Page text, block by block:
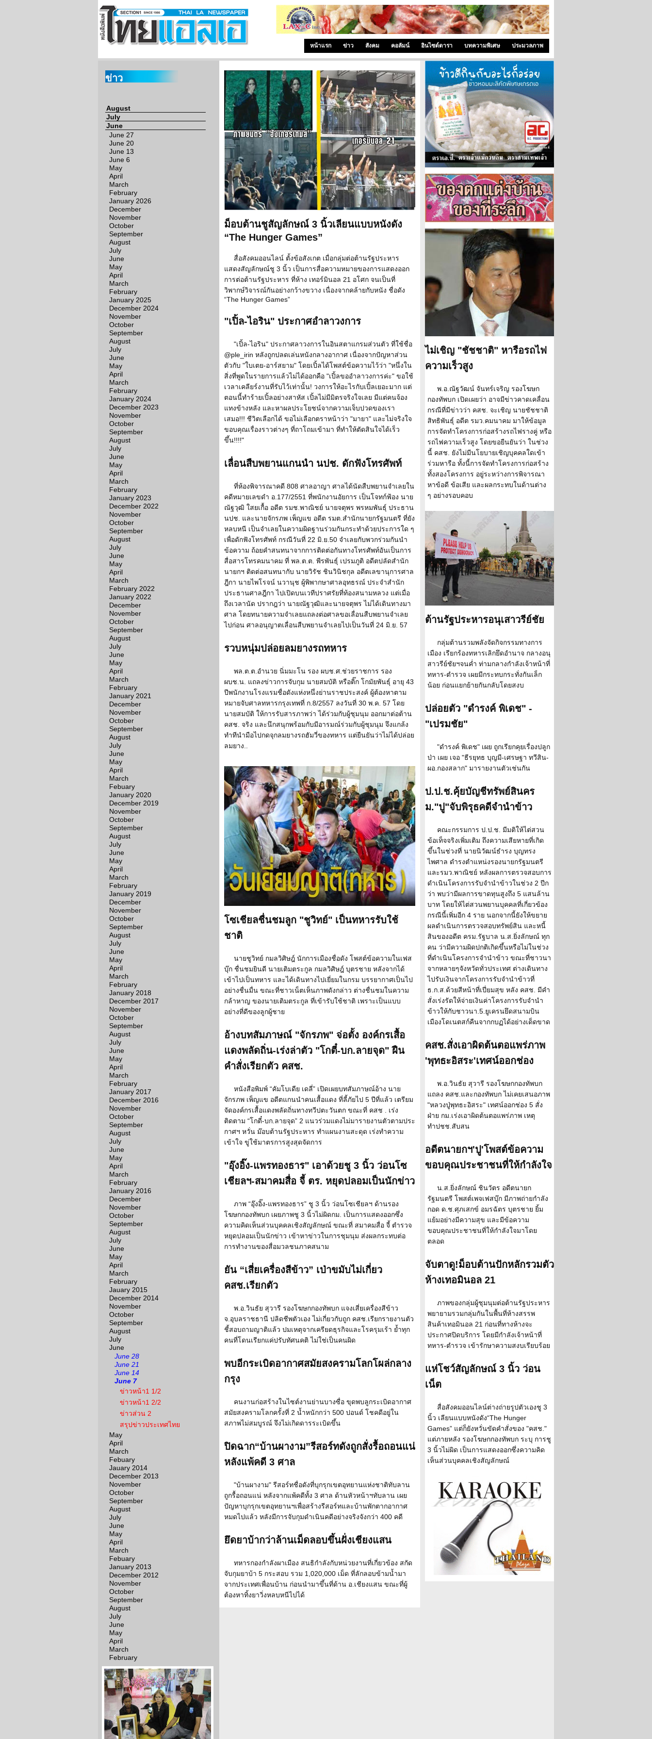
หน้าแรก ข่าว สังคม คอลัมน์ อินไซด์ดารา บทความพิเศษ ประมวลภาพ
ข่าว
August
July
June
June 27
June 20
June 13
June 6
May
April
March
February
January 2026
December
November
October
September
August
July
June
May
April
March
February
January 2025
December 2024
November
October
September
August
July
June
May
April
March
February
January 2024
December 2023
November
October
September
August
July
June
May
April
March
February
January 2023
December 2022
November
October
September
August
July
June
May
April
March
February 2022
January 2022
December
November
October
September
August
July
June
May
April
March
February
January 2021
December
November
October
September
August
July
June
May
April
March
Febuary
January 2020
December 2019
November
October
September
August
July
June
May
April
March
February
January 2019
December
November
October
September
August
July
June
May
April
March
February
January 2018
December 2017
November
October
September
August
July
June
May
April
March
February
January 2017
December 2016
November
October
September
August
July
June
May
April
March
February
January 2016
December
November
October
September
August
July
June
May
April
March
February
Jauary 2015
December 2014
November
October
September
August
July
June
June 28
June 21
June 14
June 7
ข่าวหน้า1 1/2
ข่าวหน้า1 2/2
ข่าวส่วน 2
สรุปข่าวประเทศไทย
May
April
March
Febuary
Jauary 2014
December 2013
November
October
September
August
July
June
May
April
March
Febuary
January 2013
December 2012
November
October
September
August
July
June
May
April
March
February
ม็อบต้านชูสัญลักษณ์ 3 นิ้วเลียนแบบหนังดัง
“The Hunger Games”
สื่อสังคมออนไลน์ ตั้งข้อสังเกต เมื่อกลุ่มต่อต้านรัฐประหาร
แสดงสัญลักษณ์ชู 3 นิ้ว เป็นการสื่อความหมายของการแสดงออก
การต่อต้านรัฐประหาร ที่ห้าง เทอร์มินอล 21 อโศก จนเป็นที่
วิพากษ์วิจารณ์กันอย่างกว้างขวาง เนื่องจากคล้ายกับหนัง ชื่อดัง
“The Hunger Games”
"เปิ้ล-ไอริน" ประกาศอำลาวงการ
"เปิ้ล-ไอริน" ประกาศลาวงการในอินสตาแกรมส่วนตัว ที่ใช้ชื่อ
@ple_irin หลังถูกปลดเล่นหนังกลางอากาศ เนื่องจากปัญหาส่วน
ตัวกับ "ใบเตย-อาร์สยาม" โดยเปิ้ลได้โพสต์ข้อความไว้ว่า "หนึ่งใน
สิ่งที่พูดในรายการแล้วไม่ได้ออกคือ "เปิ้ลขออำลาวงการค่ะ" ขอใช้
เวลาเคลียร์งานที่รับไว้เท่านั้น! วงการให้อะไรกับเปิ้ลเยอะมาก แต่
ตอนนี้ทำร้ายเปิ้ลอย่างสาหัส เปิ้ลไม่มีมิตรจริงใจเลย มีแต่คนจ้อง
แทงข้างหลัง และหาผลประโยชน์จากความเจ็บปวดของเรา
เสมอ!!! ชีวิตเลือกได้ ขอไม่เลือกตราหน้าว่า "มายา" และไม่จริงใจ
ขอบคุณเรื่องราวต่างๆ ที่ถาโถมเข้ามา ที่ทำให้ตัดสินใจได้เร็ว
ขึ้น!!!!"
เลื่อนสืบพยานแกนนำ นปช. ดักฟังโทรศัพท์
ที่ห้องพิจารณาคดี 808 ศาลอาญา ศาลได้นัดสืบพยานจำเลยใน
คดีหมายเลขดำ อ.177/2551 ที่พนักงานอัยการ เป็นโจทก์ฟ้อง นาย
ณัฐวุฒิ ใสยเกื้อ อดีต รมช.พาณิชย์ นายจตุพร พรหมพันธุ์ ประธาน
นปช. และนายจักรภพ เพ็ญแข อดีต รมต.สำนักนายกรัฐมนตรี ที่ยัง
หลบหนี เป็นจำเลยในความผิดฐานร่วมกันกระทำด้วยประการใด ๆ
เพื่อดักฟังโทรศัพท์ กรณีวันที่ 22 มิ.ย.50 จำเลยกับพวกร่วมกันนำ
ข้อความ ถ้อยคำสนทนาจากการติดต่อกันทางโทรศัพท์อันเป็นการ
สื่อสารโทรคมนาคม ที่ พล.ต.ต. พีรพันธุ์ เปรมภูติ อดีตปลัดสำนัก
นายกฯ ติดต่อสนทนากับ นายวิรัช ชินวินิชกุล อดีตเลขานุการศาล
ฎีกา นายไพโรจน์ นวานุช ผู้พิพากษาศาลอุทธรณ์ ประจำสำนัก
ประธานศาลฎีกา ไปเปิดบนเวทีปราศรัยที่ท้องสนามหลวง แต่เมื่อ
ถึงเวลานัด ปรากฎว่า นายณัฐวุฒิและนายจตุพร ไม่ได้เดินทางมา
ศาล โดยทนายความจำเลยแถลงต่อศาลขอเลื่อนสืบพยานจำเลย
ไปก่อน ศาลอนุญาตเลื่อนสืบพยานจำเลยไปเป็นวันที่ 24 มิ.ย. 57
รวบหนุ่มปล่อยลมยางรถทหาร
พล.ต.ต.อำนวย นิ่มมะโน รอง ผบช.ศ.ช่วยราชการ รอง
ผบช.น. แถลงข่าวการจับกุม นายสมบัติ หรือติ๊ก โกมัยพันธุ์ อายุ 43
ปีพนักงานโรงแรมชื่อดังแห่งหนึ่งย่านราชประสงค์ ผู้ต้องหาตาม
หมายจับศาลทหารกรุงเทพที่ ก.8/2557 ลงวันที่ 30 พ.ค. 57 โดย
นายสมบัติ ให้การรับสารภาพว่า ได้ร่วมกับผู้ชุมนุม ออกมาต่อต้าน
คสช. จริง และนึกสนุกพร้อมกับมีอารมณ์ร่วมกับผู้ชุมนุม จึงแกล้ง
ทำทีนำมือไปกดจุกลมยางรถฮัมวี่ของทหาร แต่ยืนยันว่าไม่ได้ปล่อย
ลมยาง..
โซเชียลชื่นชมลูก "ชูวิทย์" เป็นทหารรับใช้
ชาติ
นายชูวิทย์ กมลวิศิษฎ์ นักการเมืองชื่อดัง โพสต์ข้อความในเฟส
บุ๊ก ชื่นชมยินดี นายเติมตระกูล กมลวิศิษฎ์ บุตรชาย หลังจากได้
เข้าไปเป็นทหาร และได้เดินทางไปเยี่ยมในกรม บรรยากาศเป็นไป
อย่างชื่นมื่น ขณะที่ชาวเน็ตเห็นภาพดังกล่าว ต่างชื่นชมในความ
กล้าหาญ ของนายเติมตระกูล ที่เข้ารับใช้ชาติ เพราะเป็นแบบ
อย่างที่ดีของลูกผู้ชาย
อ้างบทสัมภาษณ์ "จักรภพ" จ่อตั้ง องค์กรเสื้อ
แดงพลัดถิ่น-เร่งล่าตัว "โกตี๋-บก.ลายจุด" ฝืน
คำสั่งเรียกตัว คสช.
หนังสือพิมพ์ “คัมโบเดีย เดลี่” เปิดเผยบทสัมภาษณ์อ้าง นาย
จักรภพ เพ็ญแข อดีตแกนนำคนเสื้อแดง ที่ลี้ภัยไป 5 ปีที่แล้ว เตรียม
จัดองค์กรเสื้อแดงพลัดถิ่นทางทวีปตะวันตก ขณะที่ คสช . เร่ง
ติดตาม “โกตี๋-บก.ลายจุด” 2 แนวร่วมแดงไม่มารายงานตัวตามประ
กาศฯ หวั่น ม๊อบต้านรัฐประหาร ทำแผนงานสะดุด เร่งทำความ
เข้าใจ ขู่ใช้มาตรการสูงสุดจัดการ
"อุ๊งอิ๊ง-แพรทองธาร" เอาด้วยชู 3 นิ้ว ว่อนโซ
เชียลฯ-สมาคมสื่อ จี้ ตร. หยุดปลอมเป็นนักข่าว
ภาพ “อุ๊งอิ๊ง-แพรทองธาร” ชู 3 นิ้ว ว่อนโซเชียลฯ ด้านรอง
โฆษกกองทัพบก เผยภาพชู 3 นิ้วไม่ผิดกม. เป็นการแสดงออกซึ่ง
ความคิดเห็นส่วนบุคคลเชิงสัญลักษณ์ ขณะที่ สมาคมสื่อ จี้ ตำรวจ
หยุดปลอมเป็นนักข่าว เข้าหาข่าวในการชุมนุม ส่งผลกระทบต่อ
การทำงานของสื่อมวลชนภาคสนาม
ยัน “เสี่ยเครื่องสีข้าว” เป่าขมับไม่เกี่ยว
คสช.เรียกตัว
พ.อ.วินธัย สุวารี รองโฆษกกองทัพบก แจงเสี่ยเครื่องสีข้าว
จ.อุบลราชธานี ปลิดชีพตัวเอง ไม่เกี่ยวกับถูก คสช.เรียกรายงานตัว
ชี้สอบถามญาติแล้ว ปมเหตุจากเครียดธุรกิจและโรครุมเร้า ย้ำทุก
คนที่โดนเรียกแค่ปรับทัศนคติ ไม่ใช่เป็นคนผิด
พบอีกระเบิดอากาศสมัยสงครามโลกโผล่กลาง
กรุง
คนงานก่อสร้างในไซต์งานย่านบางซื่อ ขุดพบลูกระเบิดอากาศ
สมัยสงครามโลกครั้งที่ 2 น้ำหนักกว่า 500 ปอนด์ โชคดีอยู่ใน
สภาพไม่สมบูรณ์ จึงไม่เกิดดารระเบิดขึ้น
ปิดฉาก“บ้านผางาม”รีสอร์ทดังถูกสั่งรื้อถอนแน่
หลังแพ้คดี 3 ศาล
"บ้านผางาม" รีสอร์ทชื่อดังที่บุกรุกเขตอุทยานแห่งชาติทับลาน
ถูกรื้อถอนแน่ หลังจากแพ้คดีทั้ง 3 ศาล ด้านหัวหน้าฯทับลาน เผย
ปัญหาบุกรุกเขตอุทยานฯเพื่อสร้างรีสอร์ทและบ้านพักตากอากาศ
หมดไปแล้ว หลังมีการจับกุมดำเนินคดีอย่างจริงจังกว่า 400 คดี
ยึดยาบ้ากว่าล้านเม็ดลอบขึ้นฝั่งเชียงแสน
ทหารกองกำลังผาเมือง สนธิกำลังกับหน่วยงานที่เกี่ยวข้อง สกัด
จับกุมยาบ้า 5 กระสอบ รวม 1,020,000 เม็ด ที่ลักลอบข้ามน้ำมา
จากประเทศเพื่อนบ้าน ก่อนนำมาขึ้นที่ด้าน อ.เชียงแสน ขณะที่ผู้
ต้องหาทิ้งยาวิ่งหลบหนีไปได้
ไม่เชิญ "ชัชชาติ" หารือรถไฟ
ความเร็วสูง
พ.อ.ณัฐวัฒน์ จันทร์เจริญ รองโฆษก
กองทัพบก เปิดเผยว่า อาจมีข่าวคาดเคลื่อน
กรณีที่มีข่าวว่า คสช. จะเชิญ นายชัชชาติ
สิทธิพันธุ์ อดีต รมว.คมนาคม มาให้ข้อมูล
การจัดทำโครงการก่อสร้างรถไฟรางคู่ หรือ
รถไฟความเร็วสูง โดยขอยืนยันว่า ในช่วง
นี้ คสช. ยังไม่มีนโยบายเชิญบุคคลใดเข้า
ร่วมหารือ ทั้งนี้การจัดทำโครงการก่อสร้าง
ทั้งสองโครงการ อยู่ระหว่างการพิจารณา
หาข้อดี ข้อเสีย และผลกระทบในด้านต่าง
ๆ อย่างรอบคอบ
ต้านรัฐประหารอนุเสาวรีย์ชัย
กลุ่มต้านรวมพลังจัดกิจกรรมทางการ
เมือง เรียกร้องทหารเลิกยึดอำนาจ กลางอนุ
สาวรีย์ชัยฯจนค่ำ ท่ามกลางกำลังเจ้าหน้าที่
ทหาร-ตำรวจ เผยมีกระทบกระทั่งกันเล็ก
น้อย ก่อนแยกย้ายกันกลับโดยสงบ
ปล่อยตัว "ดำรงค์ พิเดช" -
"เปรมชัย"
"ดำรงค์ พิเดช" เผย ถูกเรียกคุยเรื่องปลูก
ป่า เผย เจอ "ธีรยุทธ บุญมี-เศรษฐา ทวีสิน-
ผอ.กองสลาก" มารายงานตัวเช่นกัน
ป.ป.ช.คุ้ยบัญชีทรัพย์สินคร
ม."ปู"จับพิรุธคดีจำนำข้าว
คณะกรรมการ ป.ป.ช. มีมติให้ไต่สวน
ข้อเท็จจริงเพิ่มเติม ถึงความเสียหายที่เกิด
ขึ้นในช่วงที่ นายนิวัฒน์ธำรง บุญทรง
ไพศาล ดำรงตำแหน่งรองนายกรัฐมนตรี
และรมว.พาณิชย์ หลังผลการตรวจสอบการ
ดำเนินโครงการรับจำนำข้าวในช่วง 2 ปีก
ว่า พบว่ามีผลการขาดทุนสูงถึง 5 แสนล้าน
บาท โดยให้ไต่สวนพยานบุคคลที่เกี่ยวข้อง
กรณีนี้เพิ่มอีก 4 ราย นอกจากนี้ยังให้ขยาย
ผลดำเนินการตรวจสอบทรัพย์สิน และหนี้
สินของอดีต ครม.รัฐบาล น.ส.ยิ่งลักษณ์ ทุก
คน ว่ามีความผิดปกติเกิดขึ้นหรือไม่ในช่วง
ที่ดำเนินโครงการจำนำข้าว ขณะที่ชาวนา
จากหลายๆจังหวัดทั่วประเทศ ต่างเดินทาง
ไปรับเงินจากโครงการรับจำนำข้าวที่
ธ.ก.ส.ด้วยสีหน้าที่เปี่ยมสุข หลัง คสช. มีคำ
สั่งเร่งรัดให้จ่ายเงินค่าโครงการรับจำนำ
ข้าวให้กับชาวนา.5.ยูเครนยึดสนามบิน
เมืองโดเนตสก์คืนจากกบฏได้อย่างเด็ดขาด
คสช.สั่งเอาผิดต้นตอแพร่ภาพ
'พุทธะอิสระ'เทศน์ออกช่อง
พ.อ.วินธัย สุวารี รองโฆษกกองทัพบก
แถลง คสช.และกองทัพบก ไม่เคยเสนอภาพ
"หลวงปู่พุทธะอิสระ" เทศน์ออกช่อง 5 สั่ง
ฝ่าย กม.เร่งเอาผิดต้นตอแพร่ภาพ เหตุ
ทำปชช.สับสน
อดีตนายกฯ'ปู'โพสต์ข้อความ
ขอบคุณประชาชนที่ให้กำลังใจ
น.ส.ยิ่งลักษณ์ ชินวัตร อดีตนายก
รัฐมนตรี โพสต์เพจเฟสบุ๊ก มีภาพถ่ายกำลัง
กอด ด.ช.ศุภเสกข์ อมรฉัตร บุตรชาย ยิ้ม
แย้มอย่างมีความสุข และมีข้อความ
ขอบคุณประชาชนที่ให้กำลังใจมาโดย
ตลอด
จับตาดู!ม็อบต้านปักหลักรวมตัว
ห้างเทอมินอล 21
ภาพของกลุ่มผู้ชุมนุมต่อต้านรัฐประหาร
พยายามรวมกลุ่มกันในพื้นที่ห้างสรรพ
สินค้าเทอมินอล 21 ก่อนที่ทางห้างจะ
ประกาศปิดบริการ โดยมีกำลังเจ้าหน้าที่
ทหาร-ตำรวจ เข้ารักษาความสงบเรียบร้อย
แห่โชว์สัญลักษณ์ 3 นิ้ว ว่อน
เน็ต
สื่อสังคมออนไลน์ต่างถ่ายรูปตัวเองชู 3
นิ้ว เลียนแบบหนังดัง“The Hunger
Games” แต่ก็ยังหวั่นขัดคำสั่งของ "คสช."
แต่ภายหลัง รองโฆษกกองทัพบก ระบุ การชู
3 นิ้วไม่ผิด เป็นการแสดงออกซึ่งความคิด
เห็นส่วนบุคคลเชิงสัญลักษณ์